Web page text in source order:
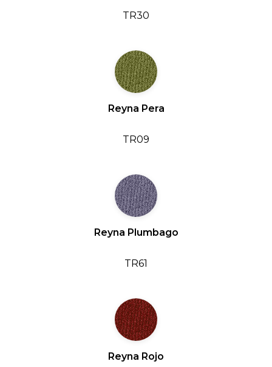
TR30
Reyna Pera
TR09
Reyna Plumbago
TR61
Reyna Rojo